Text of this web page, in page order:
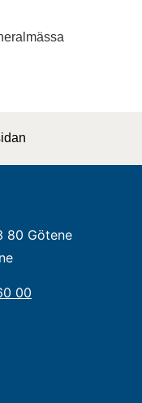
80 Götene
00